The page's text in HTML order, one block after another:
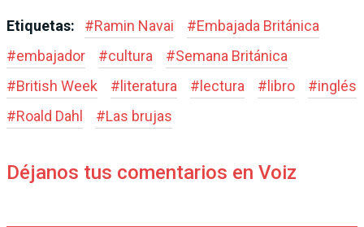
Etiquetas: #Ramin Navai #Embajada Británica
#embajador #cultura #Semana Británica
#British Week #literatura #lectura #libro #inglés
#Roald Dahl #Las brujas
Déjanos tus comentarios en Voiz